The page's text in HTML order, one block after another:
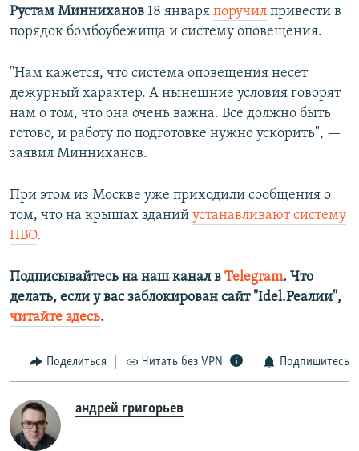
Рустам Минниханов 18 января поручил привести в
порядок бомбоубежища и систему оповещения.
"Нам кажется, что система оповещения несет
дежурный характер. А нынешние условия говорят
нам о том, что она очень важна. Все должно быть
готово, и работу по подготовке нужно ускорить", —
заявил Минниханов.
При этом из Москве уже приходили сообщения о
том, что на крышах зданий устанавливают систему
ПВО.
Подписывайтесь на наш канал в Telegram. Что
делать, если у вас заблокирован сайт "Idel.Реалии",
читайте здесь.
Поделиться Читать без VPN Подпишитесь
андрей григорьев